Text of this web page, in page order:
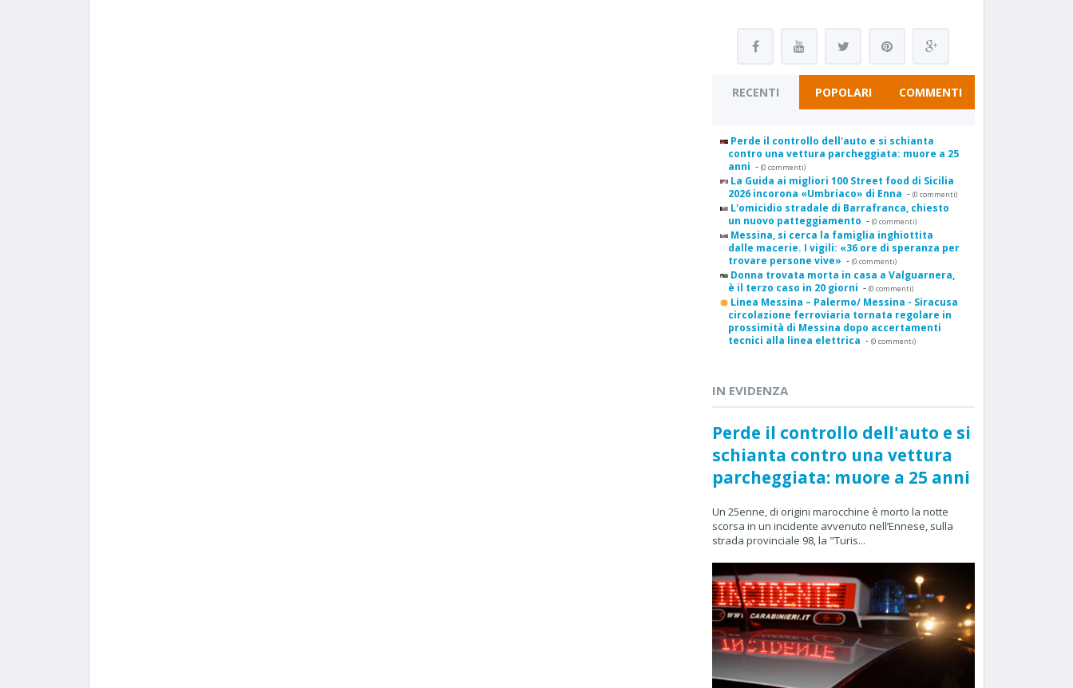
RECENTI POPOLARI COMMENTI
Perde il controllo dell'auto e si schianta
contro una vettura parcheggiata: muore a 25
anni - (0 commenti)
La Guida ai migliori 100 Street food di Sicilia
2026 incorona «Umbriaco» di Enna - (0 commenti)
L'omicidio stradale di Barrafranca, chiesto
un nuovo patteggiamento - (0 commenti)
Messina, si cerca la famiglia inghiottita
dalle macerie. I vigili: «36 ore di speranza per
trovare persone vive» - (0 commenti)
Donna trovata morta in casa a Valguarnera,
è il terzo caso in 20 giorni - (0 commenti)
Linea Messina – Palermo/ Messina - Siracusa
circolazione ferroviaria tornata regolare in
prossimità di Messina dopo accertamenti
tecnici alla linea elettrica - (0 commenti)
IN EVIDENZA
Perde il controllo dell'auto e si
schianta contro una vettura
parcheggiata: muore a 25 anni
Un 25enne, di origini marocchine è morto la notte
scorsa in un incidente avvenuto nell’Ennese, sulla
strada provinciale 98, la "Turis...